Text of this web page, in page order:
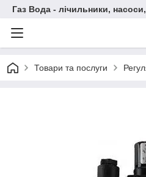
Газ Вода - лічильники,
Товари та послуги